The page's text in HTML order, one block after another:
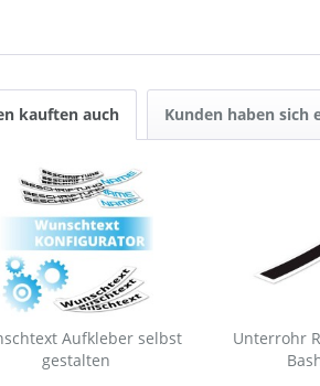
kauften auch Kunden haben sich
Aufkleber selbst
gestalten
Unterrohr